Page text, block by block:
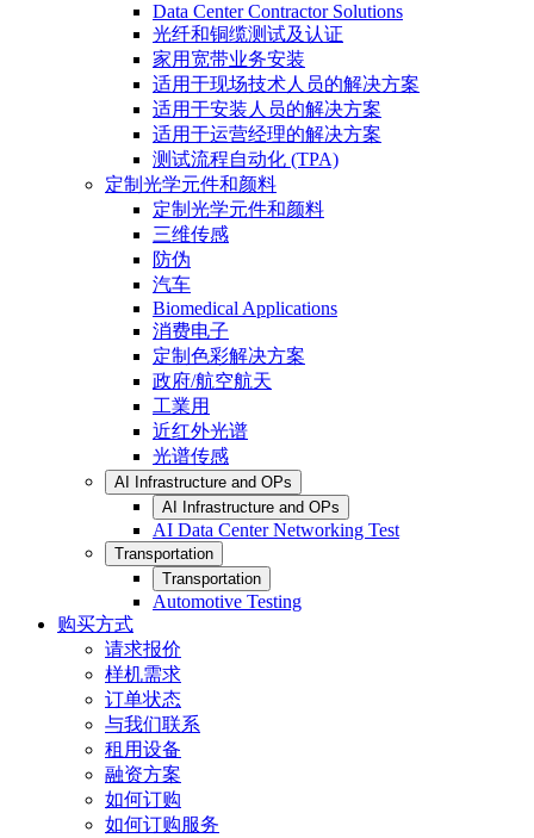
Data Center Contractor Solutions
光纤和铜缆测试及认证
家用宽带业务安装
适用于现场技术人员的解决方案
适用于安装人员的解决方案
适用于运营经理的解决方案
测试流程自动化 (TPA)
定制光学元件和颜料
定制光学元件和颜料
三维传感
防伪
汽车
Biomedical Applications
消费电子
定制色彩解决方案
政府/航空航天
工業用
近红外光谱
光谱传感
AI Infrastructure and OPs
AI Infrastructure and OPs
AI Data Center Networking Test
Transportation
Transportation
Automotive Testing
购买方式
请求报价
样机需求
订单状态
与我们联系
租用设备
融资方案
如何订购
如何订购服务